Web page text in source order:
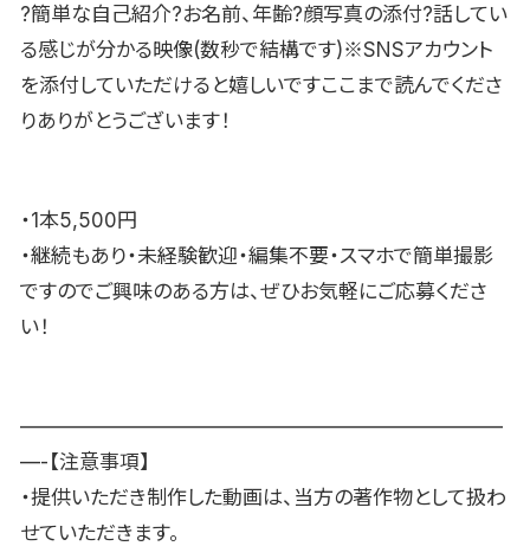
?簡単な自己紹介?お名前、年齢?顔写真の添付?話してい
る感じが分かる映像(数秒で結構です)※SNSアカウント
を添付していただけると嬉しいですここまで読んでくださ
りありがとうございます！
・1本5,500円
・継続もあり・未経験歓迎・編集不要・スマホで簡単撮影
ですのでご興味のある方は、ぜひお気軽にご応募くださ
い！
————————————————————————
—-【注意事項】
・提供いただき制作した動画は、当方の著作物として扱わ
せていただきます。